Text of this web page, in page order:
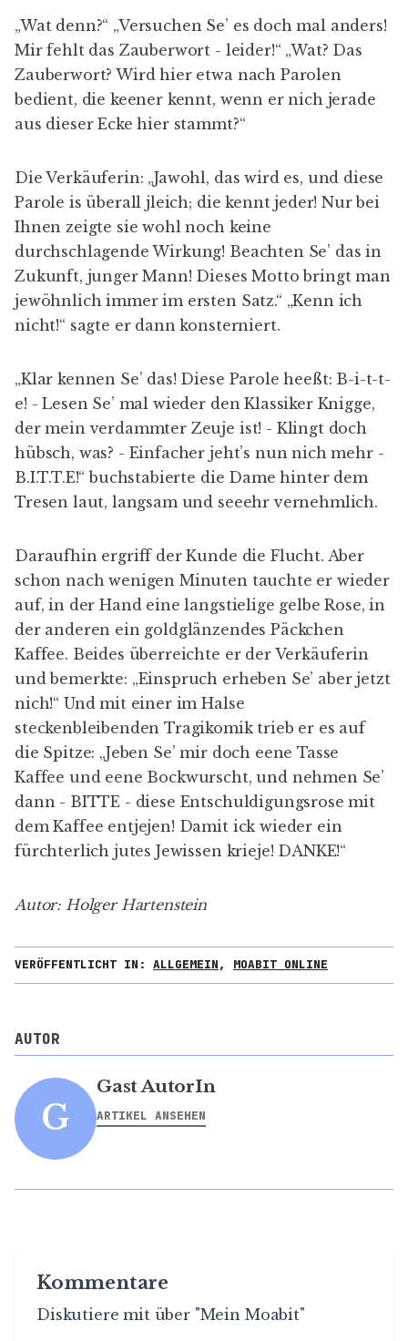
„Wat denn?“ „Versuchen Se’ es doch mal anders!
Mir fehlt das Zauberwort - leider!“ „Wat? Das
Zauberwort? Wird hier etwa nach Parolen
bedient, die keener kennt, wenn er nich jerade
aus dieser Ecke hier stammt?“
Die Verkäuferin: „Jawohl, das wird es, und diese
Parole is überall jleich; die kennt jeder! Nur bei
Ihnen zeigte sie wohl noch keine
durchschlagende Wirkung! Beachten Se’ das in
Zukunft, junger Mann! Dieses Motto bringt man
jewöhnlich immer im ersten Satz.“ „Kenn ich
nicht!“ sagte er dann konsterniert.
„Klar kennen Se’ das! Diese Parole heeßt: B-i-t-t-
e! - Lesen Se’ mal wieder den Klassiker Knigge,
der mein verdammter Zeuje ist! - Klingt doch
hübsch, was? - Einfacher jeht’s nun nich mehr -
B.I.T.T.E!“ buchstabierte die Dame hinter dem
Tresen laut, langsam und seeehr vernehmlich.
Daraufhin ergriff der Kunde die Flucht. Aber
schon nach wenigen Minuten tauchte er wieder
auf, in der Hand eine langstielige gelbe Rose, in
der anderen ein goldglänzendes Päckchen
Kaffee. Beides überreichte er der Verkäuferin
und bemerkte: „Einspruch erheben Se’ aber jetzt
nich!“ Und mit einer im Halse
steckenbleibenden Tragikomik trieb er es auf
die Spitze: „Jeben Se’ mir doch eene Tasse
Kaffee und eene Bockwurscht, und nehmen Se’
dann - BITTE - diese Entschuldigungsrose mit
dem Kaffee entjejen! Damit ick wieder ein
fürchterlich jutes Jewissen krieje! DANKE!“
Autor: Holger Hartenstein
VERÖFFENTLICHT IN: ALLGEMEIN, MOABIT ONLINE
AUTOR
G
Gast AutorIn
ARTIKEL ANSEHEN
Kommentare
Diskutiere mit über "Mein Moabit"